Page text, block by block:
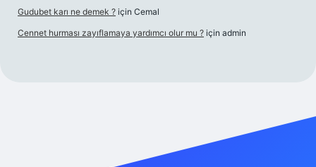
Gudubet karı ne demek ? için Cemal
Cennet hurması zayıflamaya yardımcı olur mu ? için admin